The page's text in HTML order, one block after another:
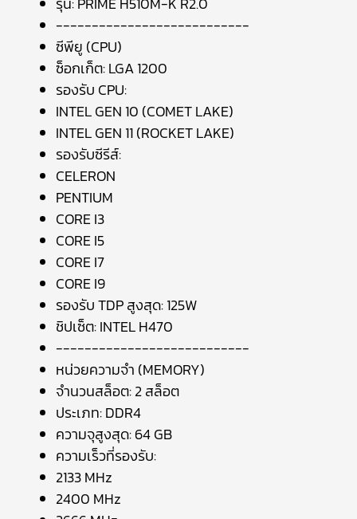
---------------------------
ซีพียู (CPU)
ซ็อกเก็ต: LGA 1200
รองรับ CPU:
INTEL GEN 10 (COMET LAKE)
INTEL GEN 11 (ROCKET LAKE)
รองรับซีรีส์:
CELERON
PENTIUM
CORE I3
CORE I5
CORE I7
CORE I9
รองรับ TDP สูงสุด: 125W
ชิปเซ็ต: INTEL H470
---------------------------
หน่วยความจำ (MEMORY)
จำนวนสล็อต: 2 สล็อต
ประเภท: DDR4
ความจุสูงสุด: 64 GB
ความเร็วที่รองรับ:
2133 MHz
2400 MHz